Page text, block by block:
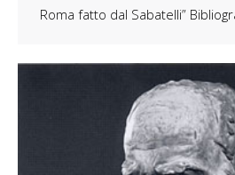
Roma fatto dal Sabatelli”